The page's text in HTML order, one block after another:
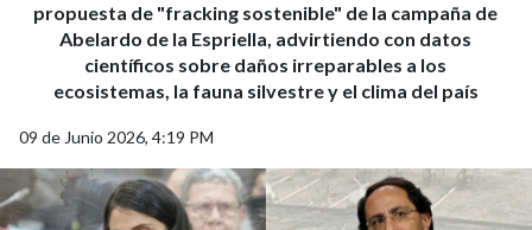
propuesta de "fracking sostenible" de la campaña de
Abelardo de la Espriella, advirtiendo con datos
científicos sobre daños irreparables a los
ecosistemas, la fauna silvestre y el clima del país
09 de Junio 2026, 4:19 PM